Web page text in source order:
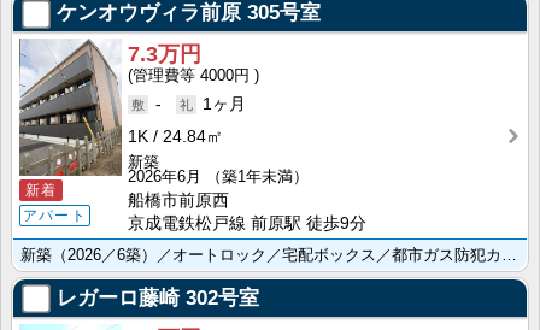
ケンオウヴィラ前原 305号室
新着
アパート
7.3万円
4000円
-
1ヶ月
1K
24.84㎡
新築
2026年6月
（築1年未満）
船橋市前原西
京成電鉄松戸線 前原駅 徒歩9分
レガーロ藤崎302号室